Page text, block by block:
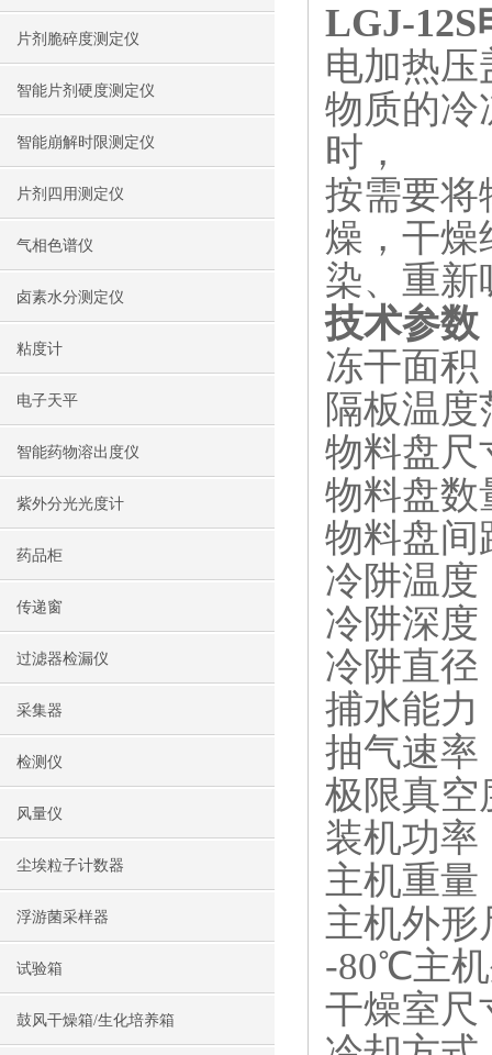
片剂脆碎度测定仪
智能片剂硬度测定仪
智能崩解时限测定仪
片剂四用测定仪
气相色谱仪
卤素水分测定仪
粘度计
电子天平
智能药物溶出度仪
紫外分光光度计
药品柜
传递窗
过滤器检漏仪
采集器
检测仪
风量仪
尘埃粒子计数器
浮游菌采样器
试验箱
鼓风干燥箱/生化培养箱
LGJ-12S
电加热
物质的冷
时，
按需要将
燥，干燥
染、重新
技术参数
冻干面积
隔板温
物料盘尺
物料盘数
物料盘间
冷阱温
冷阱深度
冷阱直径
捕水能力
抽气速率
极限真空
装机功率
主机重量
主机外形
-80℃主机
干燥室尺